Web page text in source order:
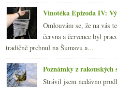
Vinotéka Epizoda IV:
Omlouvám se, že na vás
června a července byl
tradičně prchnul na Šumavu a...
Poznámky z rakouských
Strávil jsem nedávno